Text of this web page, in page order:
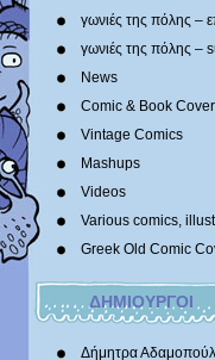
γωνιές της πόλης –
γωνιές της πόλης –
News
Comic & Book
Vintage Comics
Mashups
Videos
Various comics,
Greek Old Comic
ΔΗΜΙΟΥΡΓΟΙ
Δήμητρα